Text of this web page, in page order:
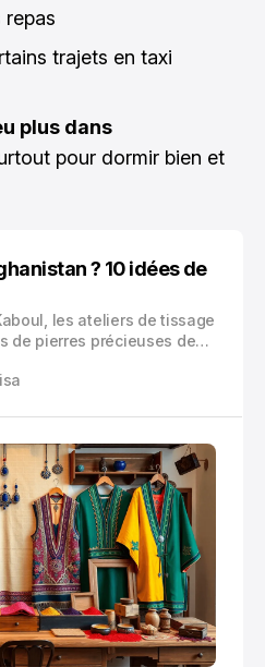
repas
trajets en taxi
plus dans
pour dormir bien et
? 10 idées de
les ateliers de tissage
de pierres précieuses de
que vous